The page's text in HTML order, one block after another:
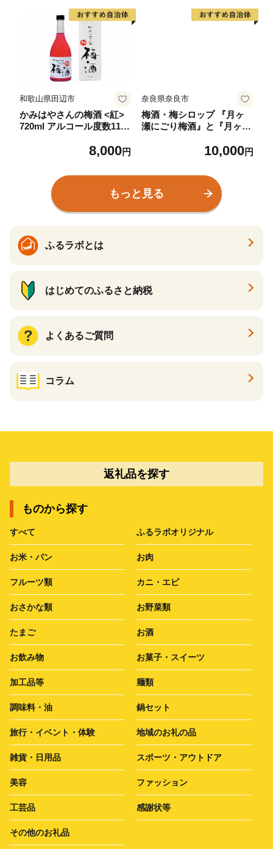
富田の水 モンドセレクシ
ョン 黒糖 ばばあの梅酒【d
和歌山県田辺市
かみはやさんの梅酒 <紅>
720ml アルコール度数11％
梅 南高梅 和歌山 紀州産 完
お歳暮 リキュール【okh02
8,000円
奈良県奈良市
梅酒・梅シロップ 『月ヶ
瀬にごり梅酒』と『月ヶ瀬
10,000円
もっと見る
ふるラボとは
はじめてのふるさと納税
よくあるご質問
コラム
返礼品を探す
ものから探す
すべて ふるラボオリジナル
お米・パン お肉
フルーツ類 カニ・エビ
おさかな類 お野菜類
たまご お酒
お飲み物 お菓子・スイーツ
加工品等 麺類
調味料・油 鍋セット
旅行・イベント・体験 地域のお礼の品
雑貨・日用品 スポーツ・アウトドア
美容 ファッション
工芸品 感謝状等
その他のお礼品